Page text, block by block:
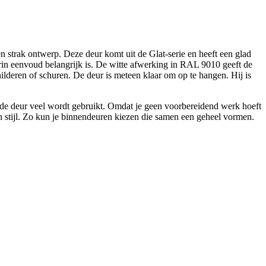
ontwerp. Deze deur komt uit de Glat-serie en heeft een glad
eenvoud belangrijk is. De witte afwerking in RAL 9010 geeft de
of schuren. De deur is meteen klaar om op te hangen. Hij is
deur veel wordt gebruikt. Omdat je geen voorbereidend werk hoeft
Zo kun je binnendeuren kiezen die samen een geheel vormen.